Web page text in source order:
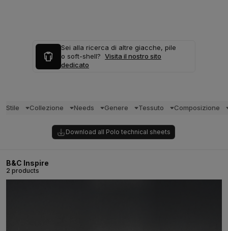
Sei alla ricerca di altre giacche, pile
o soft-shell? Visita il nostro sito
dedicato
Stile Collezione Needs Genere Tessuto Composizione
Download all Polo technical sheets
B&C Inspire
2 products